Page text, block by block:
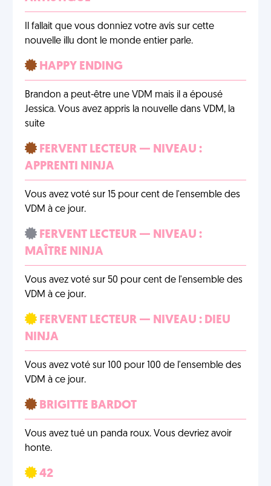
Il fallait que vous donniez votre avis sur cette
nouvelle illu dont le monde entier parle.
HAPPY ENDING
Brandon a peut-être une VDM mais il a épousé
Jessica. Vous avez appris la nouvelle dans VDM, la
suite
FERVENT LECTEUR — NIVEAU :
APPRENTI NINJA
Vous avez voté sur 15 pour cent de l'ensemble des
VDM à ce jour.
FERVENT LECTEUR — NIVEAU :
MAÎTRE NINJA
Vous avez voté sur 50 pour cent de l'ensemble des
VDM à ce jour.
FERVENT LECTEUR — NIVEAU : DIEU
NINJA
Vous avez voté sur 100 pour 100 de l'ensemble des
VDM à ce jour.
BRIGITTE BARDOT
Vous avez tué un panda roux. Vous devriez avoir
honte.
42